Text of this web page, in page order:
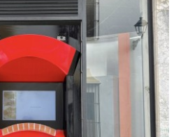
Noticias
Vídeos
Contacto